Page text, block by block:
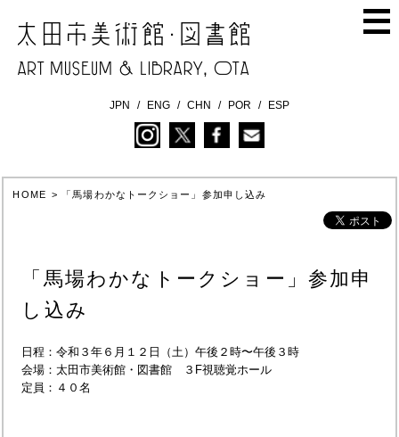
JPN ENG CHN POR ESP
HOME > 「馬場わかなトークショー」参加申し込み
「馬場わかなトークショー」参加申
し込み
日程：令和３年６月１２日（土）午後２時〜午後３時
会場：太田市美術館・図書館 ３F視聴覚ホール
定員：４０名